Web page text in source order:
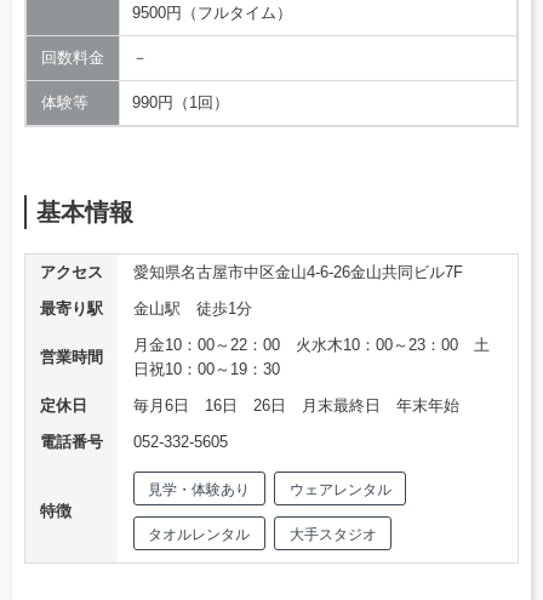
9500円（フルタイム）
回数料金 －
体験等 990円（1回）
基本情報
アクセス
愛知県名古屋市中区金山4-6-26金山共同ビル7F
最寄り駅
金山駅 徒歩1分
営業時間
月金10：00～22：00 火水木10：00～23：00 土
日祝10：00～19：30
定休日
毎月6日 16日 26日 月末最終日 年末年始
電話番号
052-332-5605
特徴
見学・体験あり ウェアレンタル
タオルレンタル 大手スタジオ